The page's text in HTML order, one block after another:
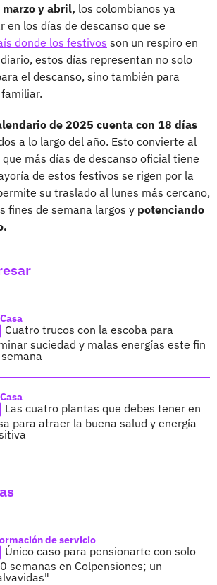
y abril, los colombianos ya
en los días de descanso que se
donde los festivos son un respiro en
estos días representan no solo
el descanso, sino también para
de 2025 cuenta con 18 días
a lo largo del año. Esto convierte al
más días de descanso oficial tiene
de estos festivos se rigen por la
su traslado al lunes más cercano,
fines de semana largos y potenciando
Cuatro trucos con la escoba para
suciedad y malas energías este fin
Las cuatro plantas que debes tener en
para atraer la buena salud y energía
de servicio
Único caso para pensionarte con solo
semanas en Colpensiones; un